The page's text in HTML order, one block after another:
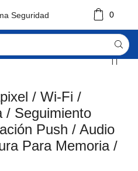
0
/ Wi-Fi /
/ Seguimiento
Push / Audio
Para Memoria /